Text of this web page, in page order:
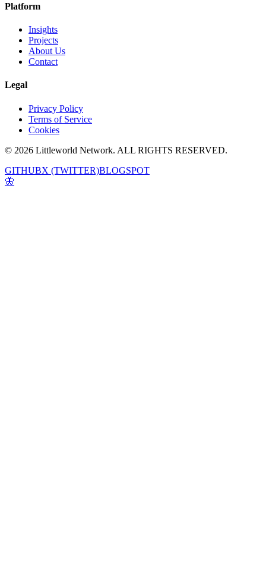
Platform
Insights
Projects
About Us
Contact
Legal
Privacy Policy
Terms of Service
Cookies
© 2026 Littleworld Network. ALL RIGHTS RESERVED.
GITHUBX (TWITTER)BLOGSPOT
🦋